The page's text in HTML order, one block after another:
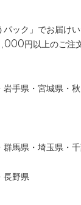
パック」でお届けい
円以上のご注
岩手県・宮城県・
群馬県・埼玉県・
長野県